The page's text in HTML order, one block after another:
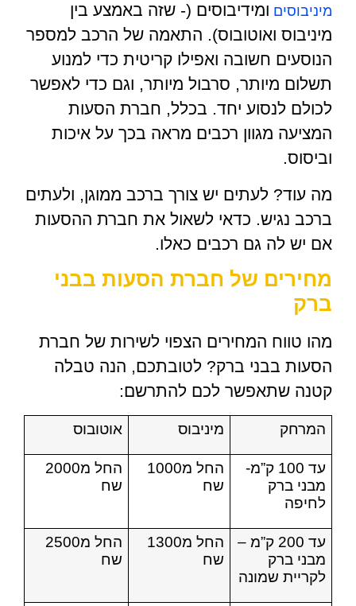
מיניבוסים ומידיבוסים (- שזה באמצע בין
מיניבוס ואוטובוס). התאמה של הרכב למספר
הנוסעים חשובה ואפילו קריטית כדי למנוע
תשלום מיותר, סרבול מיותר, וגם כדי לאפשר
לכולם לנסוע יחד. בכלל, חברת הסעות
המציעה מגוון רכבים מראה בכך על איכות
וביסוס.
מה עוד? לעתים יש צורך ברכב ממוגן, ולעתים
ברכב נגיש. כדאי לשאול את חברת ההסעות
אם יש לה גם רכבים כאלו.
מחירים של חברת הסעות בבני
ברק
מהו טווח המחירים הצפוי לשירות של חברת
הסעות בבני ברק? לטובתכם, הנה טבלה
קטנה שתאפשר לכם להתרשם:
המרחק מיניבוס אוטובוס
עד 100 ק”מ-
מבני ברק
לחיפה
החל מ1000
שח
החל מ2000
שח
עד 200 ק”מ –
מבני ברק
לקריית שמונה
החל מ1300
שח
החל מ2500
שח